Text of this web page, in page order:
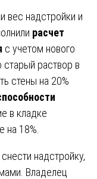
вес надстройки и
расчет
с учетом нового
старый раствор в
стены на 20%
в кладке
на 18%.
надстройку,
Владелец